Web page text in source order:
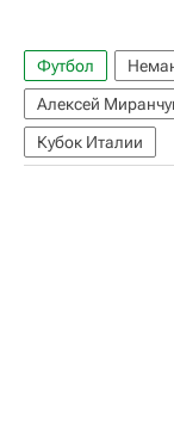
Футбол
Алексей
Кубок Италии